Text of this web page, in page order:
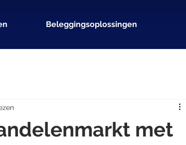
Beleggingsoplossingen
met